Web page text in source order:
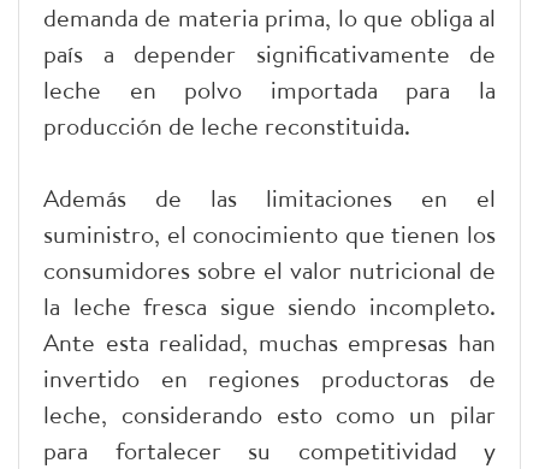
demanda de materia prima, lo que obliga al
país a depender significativamente de
leche en polvo importada para la
producción de leche reconstituida.
Además de las limitaciones en el
suministro, el conocimiento que tienen los
consumidores sobre el valor nutricional de
la leche fresca sigue siendo incompleto.
Ante esta realidad, muchas empresas han
invertido en regiones productoras de
leche, considerando esto como un pilar
para fortalecer su competitividad y